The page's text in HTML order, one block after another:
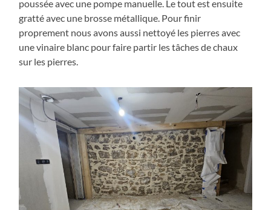
poussée avec une pompe manuelle. Le tout est ensuite
gratté avec une brosse métallique. Pour finir
proprement nous avons aussi nettoyé les pierres avec
une vinaire blanc pour faire partir les tâches de chaux
sur les pierres.